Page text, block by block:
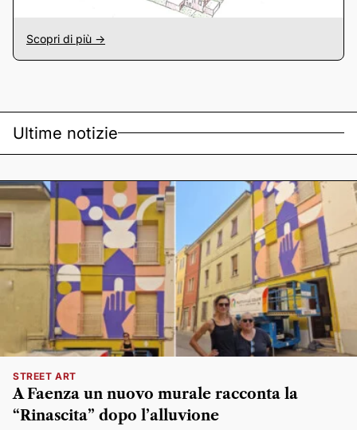
Scopri di più ->
Ultime notizie
STREET ART
A Faenza un nuovo murale racconta la
“Rinascita” dopo l’alluvione